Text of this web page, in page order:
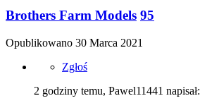
Brothers Farm Models 95
Opublikowano 30 Marca 2021
Zgłoś
2 godziny temu, Pawel11441 napisał: